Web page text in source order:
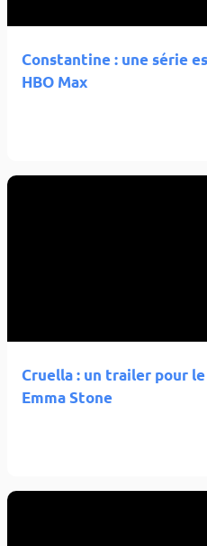
Constantine : une série
HBO Max
Cruella : un trailer pour
Emma Stone